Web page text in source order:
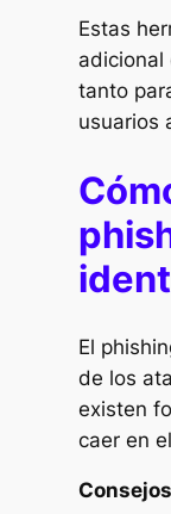
Estas
adicional
tanto
usuarios
El
de los
existen
caer en